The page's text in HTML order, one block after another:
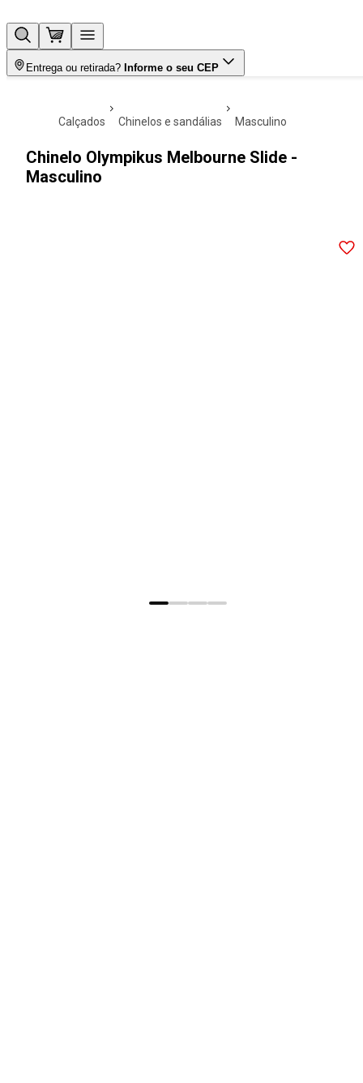
Entrega ou retirada? Informe o seu CEP
calçados chinelos e sandálias masculino
Chinelo Olympikus Melbourne Slide -
Masculino